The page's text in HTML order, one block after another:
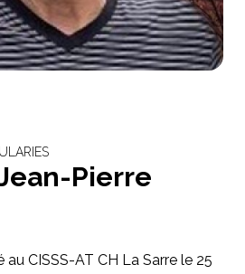
Pierre
au CISSS-AT CH La Sarre le 25